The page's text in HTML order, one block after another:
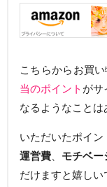
こちらからお買
当のポイント がサ
なるようなことは
いただいたポイ
運営費、 モチベー
だけますと嬉しい